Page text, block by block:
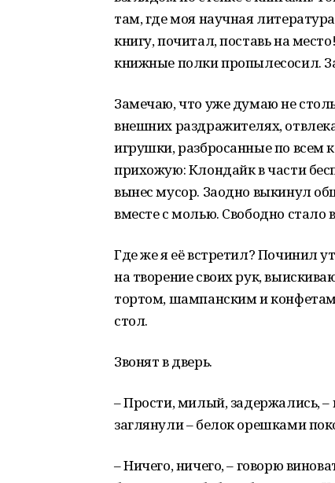
там, где моя научная
книгу, почитал, поставь на
книжные полки пропылесосил.
Замечаю, что уже думаю не
внешних раздражителях,
игрушки, разбросанные по
прихожую: Клондайк в части
вынес мусор. Заодно выкинул
вместе с молью. Свободно стало
Где же я её встретил? Починил
на творение своих рук,
тортом, шампанским и
стол.
Звонят в дверь.
– Прости, милый, задержались, –
заглянули – белок орешками
– Ничего, ничего, – говорю